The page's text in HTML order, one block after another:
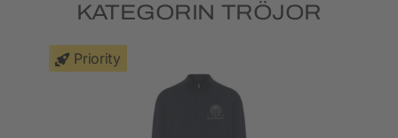
KATEGORIN TRÖJOR
Priority